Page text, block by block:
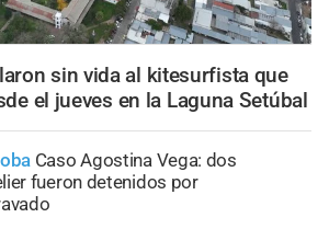
sin vida al kitesurfista que
el jueves en la Laguna Setúbal
Caso Agostina Vega: dos
fueron detenidos por